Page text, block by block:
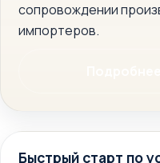
сопровождении
импортеров.
Быстрый старт по